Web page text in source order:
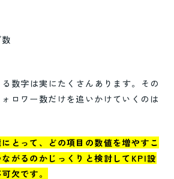
数字は実にたくさんあります。その
ロワー数だけを追いかけていくのは
とって、どの項目の数値を増やすこ
がるのかじっくりと検討してKPI設
欠です。